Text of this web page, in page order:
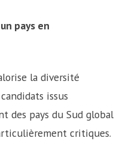
pays en
la diversité
issus
des pays du Sud global
critiques.